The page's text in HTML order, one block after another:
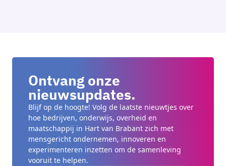
Ontvang onze
nieuwsupdates.
Blijf op de hoogte! Volg de laatste nieuwtjes over
hoe bedrijven, onderwijs, overheid en
maatschappij in Hart van Brabant zich met
mensgericht ondernemen, innoveren en
experimenteren inzetten om de samenleving
vooruit te helpen.